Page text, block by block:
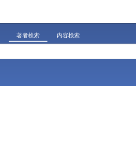
著者検索 内容検索